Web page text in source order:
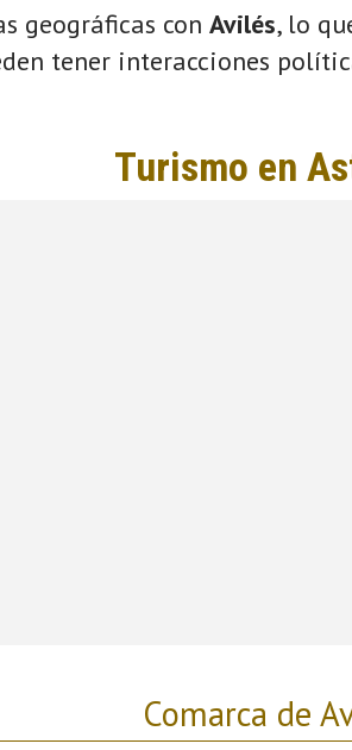
geográficas con Avilés, lo
tener interacciones
Comarca de